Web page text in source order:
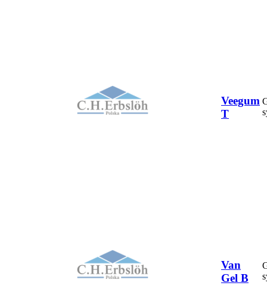
Veegum
T
Van
Gel B